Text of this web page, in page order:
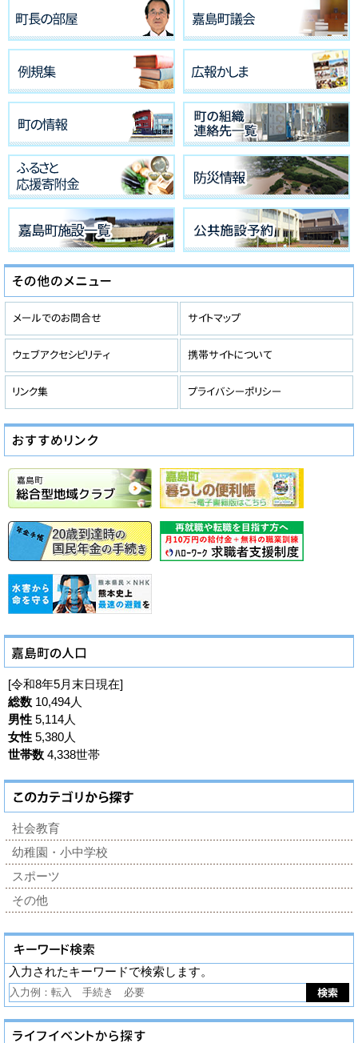
[令和8年5月末日現在]
総数 10,494人
男性 5,114人
女性 5,380人
世帯数 4,338世帯
社会教育
幼稚園・小中学校
スポーツ
その他
入力されたキーワードで検索します。